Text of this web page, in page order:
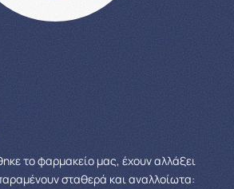
το φαρμακείο μας, έχουν αλλάξει
σταθερά και αναλλοίωτα: